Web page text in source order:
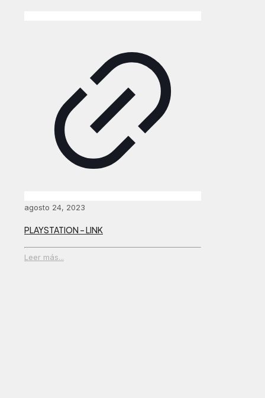
agosto 24, 2023
PLAYSTATION – LINK
Leer más...